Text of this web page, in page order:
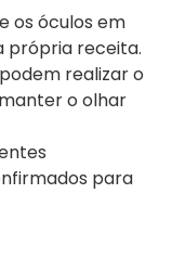
os óculos em
própria receita.
realizar o
o olhar
para